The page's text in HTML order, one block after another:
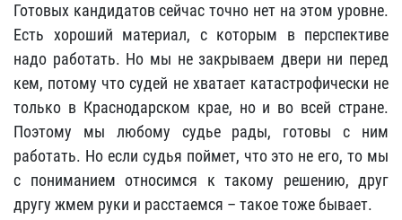
Готовых кандидатов сейчас точно нет на этом уровне.
Есть хороший материал, с которым в перспективе
надо работать. Но мы не закрываем двери ни перед
кем, потому что судей не хватает катастрофически не
только в Краснодарском крае, но и во всей стране.
Поэтому мы любому судье рады, готовы с ним
работать. Но если судья поймет, что это не его, то мы
с пониманием относимся к такому решению, друг
другу жмем руки и расстаемся – такое тоже бывает.